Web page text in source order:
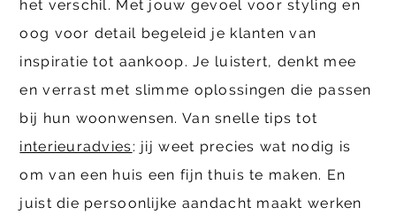
het verschil. Met jouw gevoel voor styling en
oog voor detail begeleid je klanten van
inspiratie tot aankoop. Je luistert, denkt mee
en verrast met slimme oplossingen die passen
bij hun woonwensen. Van snelle tips tot
interieuradvies: jij weet precies wat nodig is
om van een huis een fijn thuis te maken. En
juist die persoonlijke aandacht maakt werken